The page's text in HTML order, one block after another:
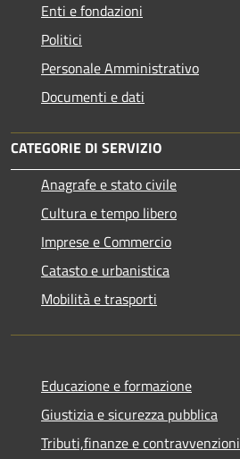
Enti e fondazioni
Politici
Personale Amministrativo
Documenti e dati
CATEGORIE DI SERVIZIO
Anagrafe e stato civile
Cultura e tempo libero
Imprese e Commercio
Catasto e urbanistica
Mobilità e trasporti
Educazione e formazione
Giustizia e sicurezza pubblica
Tributi,finanze e contravvenzioni